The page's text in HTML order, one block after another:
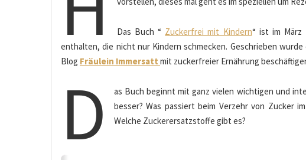
Das Buch “ Zuckerfrei mit Kindern“ ist im März
enthalten, die nicht nur Kindern schmecken. Geschrieben
Blog Fräulein Immersatt mit zuckerfreier Ernährung
D
as Buch beginnt mit ganz vielen wichtigen und
besser? Was passiert beim Verzehr von Zucker
Welche Zuckerersatzstoffe gibt es?